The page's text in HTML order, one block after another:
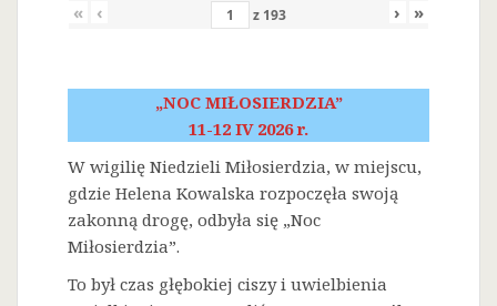
« ‹ z 193 › »
„NOC MIŁOSIERDZIA”
11-12 IV 2026 r.
W wigilię Niedzieli Miłosierdzia, w miejscu,
gdzie Helena Kowalska rozpoczęła swoją
zakonną drogę, odbyła się „Noc
Miłosierdzia”.
To był czas głębokiej ciszy i uwielbienia